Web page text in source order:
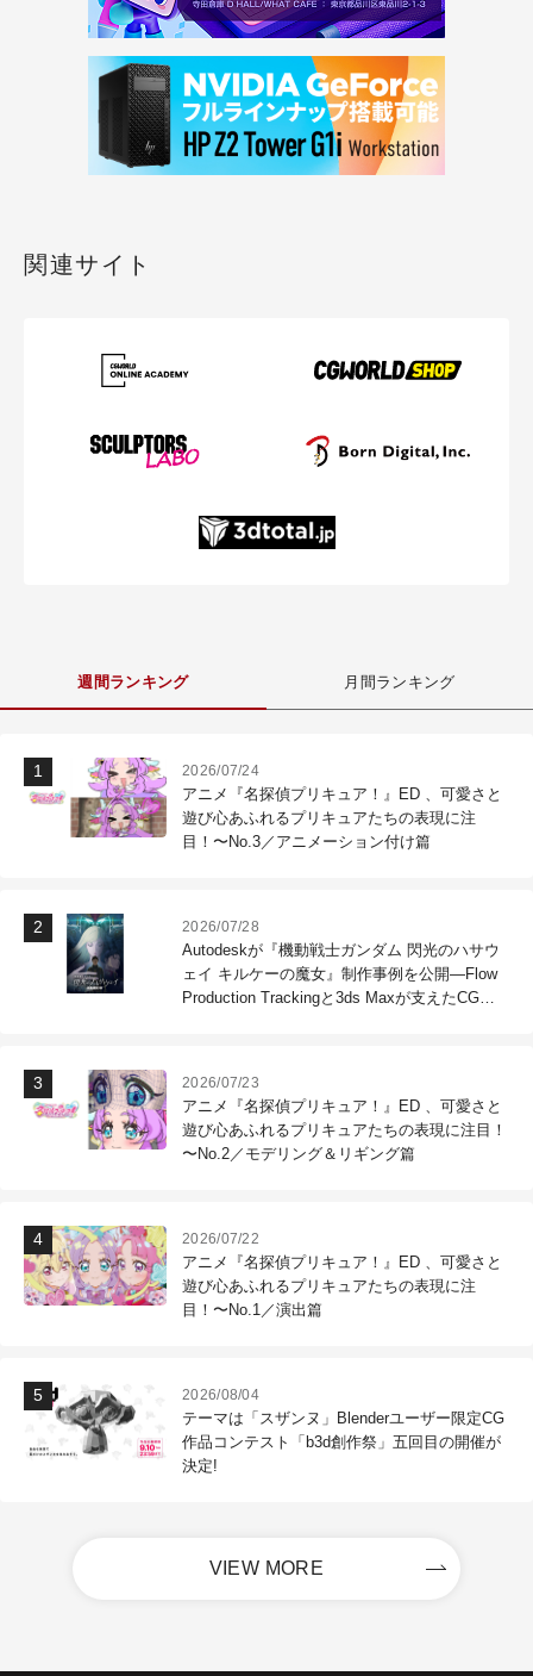
関連サイト
週間ランキング 月間ランキング
2026/07/24
アニメ『名探偵プリキュア！』ED 、可愛さと
遊び心あふれるプリキュアたちの表現に注
目！〜No.3／アニメーション付け篇
2026/07/28
Autodeskが『機動戦士ガンダム 閃光のハサウ
ェイ キルケーの魔女』制作事例を公開―Flow
Production Trackingと3ds Maxが支えたCG制
2026/07/23
アニメ『名探偵プリキュア！』ED 、可愛さと
遊び心あふれるプリキュアたちの表現に注目！
〜No.2／モデリング＆リギング篇
2026/07/22
アニメ『名探偵プリキュア！』ED 、可愛さと
遊び心あふれるプリキュアたちの表現に注
目！〜No.1／演出篇
2026/08/04
テーマは「スザンヌ」Blenderユーザー限定CG
作品コンテスト「b3d創作祭」五回目の開催が
決定!
VIEW MORE